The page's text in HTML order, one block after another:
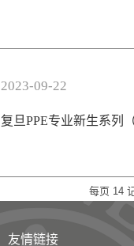
2023-09-22
复旦PPE专业新生系列
每页 14
友情链接